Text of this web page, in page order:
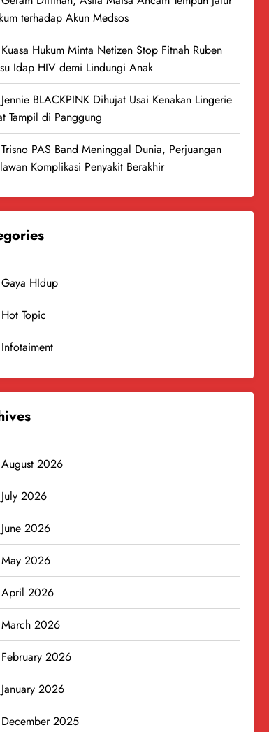
terhadap Akun Medsos
Kuasa Hukum Minta Netizen Stop Fitnah Ruben
Idap HIV demi Lindungi Anak
Jennie BLACKPINK Dihujat Usai Kenakan Lingerie
Tampil di Panggung
Trisno PAS Band Meninggal Dunia, Perjuangan
Komplikasi Penyakit Berakhir
Gaya HIdup
Hot Topic
Infotaiment
August 2026
July 2026
June 2026
May 2026
April 2026
March 2026
February 2026
January 2026
December 2025